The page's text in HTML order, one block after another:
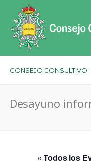
CONSEJO CONSULTIVO
Desayuno
« Todos los